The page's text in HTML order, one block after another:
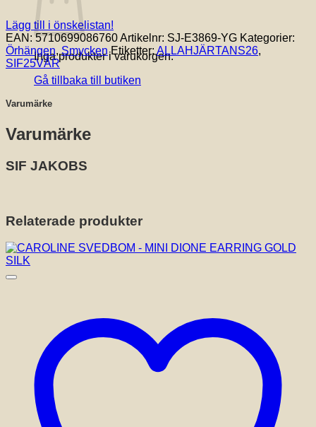
Inga produkter i varukorgen.
Gå tillbaka till butiken
Lägg till i önskelistan!
EAN:5710699086760Artikelnr: SJ-E3869-YG Kategorier:
Örhängen, Smycken Etiketter: ALLAHJÄRTANS26,
SIF25VÅR
Varumärke
Varumärke
SIF JAKOBS
Relaterade produkter